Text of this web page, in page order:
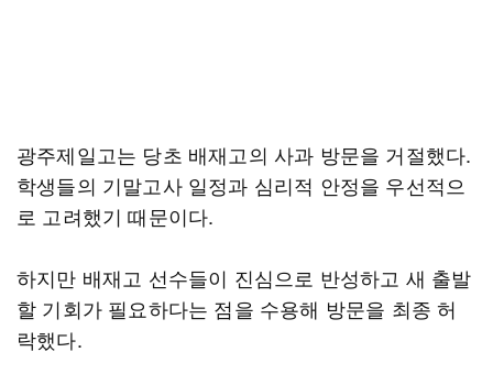
광주제일고는 당초 배재고의 사과 방문을 거절했다.
학생들의 기말고사 일정과 심리적 안정을 우선적으
로 고려했기 때문이다.
하지만 배재고 선수들이 진심으로 반성하고 새 출발
할 기회가 필요하다는 점을 수용해 방문을 최종 허
락했다.